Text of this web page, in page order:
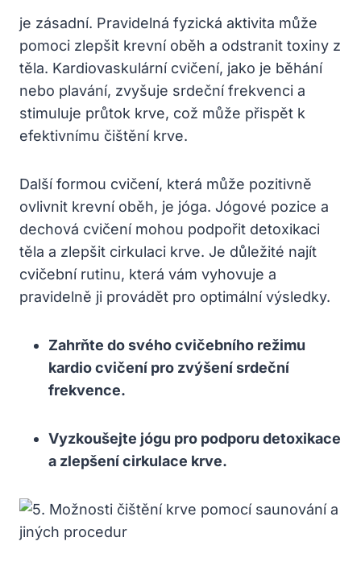
je‌ zásadní. Pravidelná fyzická aktivita ⁤může
pomoci zlepšit krevní oběh a odstranit toxiny ⁢z
těla.​ Kardiovaskulární cvičení, jako je ⁤běhání
nebo​ plavání, zvyšuje srdeční frekvenci‍ a
stimuluje průtok⁤ krve, což⁢ může přispět k
efektivnímu čištění krve.
Další formou cvičení, ​která může pozitivně​
ovlivnit krevní oběh, je jóga. Jógové pozice a
dechová cvičení ⁢mohou ‌podpořit ​detoxikaci
těla a zlepšit cirkulaci krve. Je důležité⁣ najít
cvičební rutinu, která vám‌ vyhovuje a‍
pravidelně ji provádět pro optimální výsledky.
Zahrňte ‌do svého cvičebního režimu
kardio cvičení pro zvýšení srdeční​
frekvence.
Vyzkoušejte jógu pro podporu detoxikace
a zlepšení cirkulace krve.